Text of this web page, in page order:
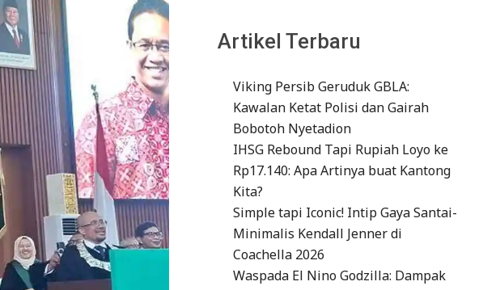
Artikel Terbaru
Viking Persib Geruduk GBLA:
Kawalan Ketat Polisi dan Gairah
Bobotoh Nyetadion
IHSG Rebound Tapi Rupiah Loyo ke
Rp17.140: Apa Artinya buat Kantong
Kita?
Simple tapi Iconic! Intip Gaya Santai-
Minimalis Kendall Jenner di
Coachella 2026
Waspada El Nino Godzilla: Dampak